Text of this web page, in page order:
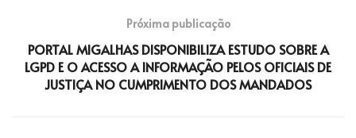
Próxima publicação
PORTAL MIGALHAS DISPONIBILIZA ESTUDO SOBRE A
LGPD E O ACESSO A INFORMAÇÃO PELOS OFICIAIS DE
JUSTIÇA NO CUMPRIMENTO DOS MANDADOS